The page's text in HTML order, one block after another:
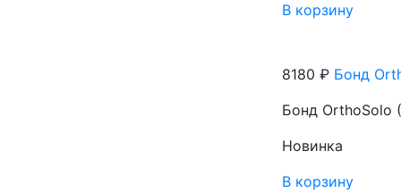
В корзину
8180 ₽ Бонд
Бонд OrthoSolo
Новинка
В корзину